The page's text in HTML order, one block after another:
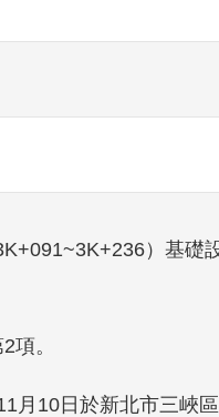
）基礎
項。
月10日於新北市三峽